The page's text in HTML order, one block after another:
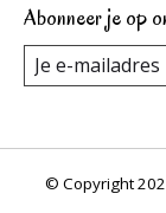
Abonneer je op
© Copyright